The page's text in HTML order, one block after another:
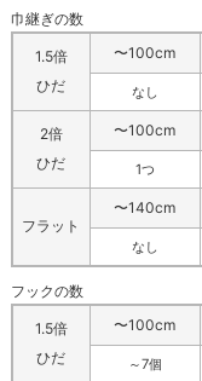
巾継ぎの数
1.5倍
ひだ
〜100cm
なし
2倍
ひだ
〜100cm
1つ
フラット
〜140cm
なし
フックの数
1.5倍
ひだ
〜100cm
～7個